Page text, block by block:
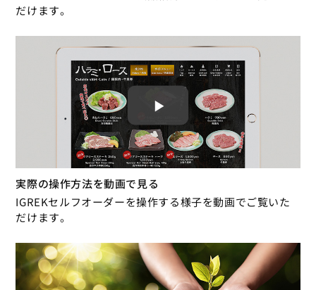
だけます。
実際の操作方法を動画で見る
IGREKセルフオーダーを操作する様子を動画でご覧いた
だけます。